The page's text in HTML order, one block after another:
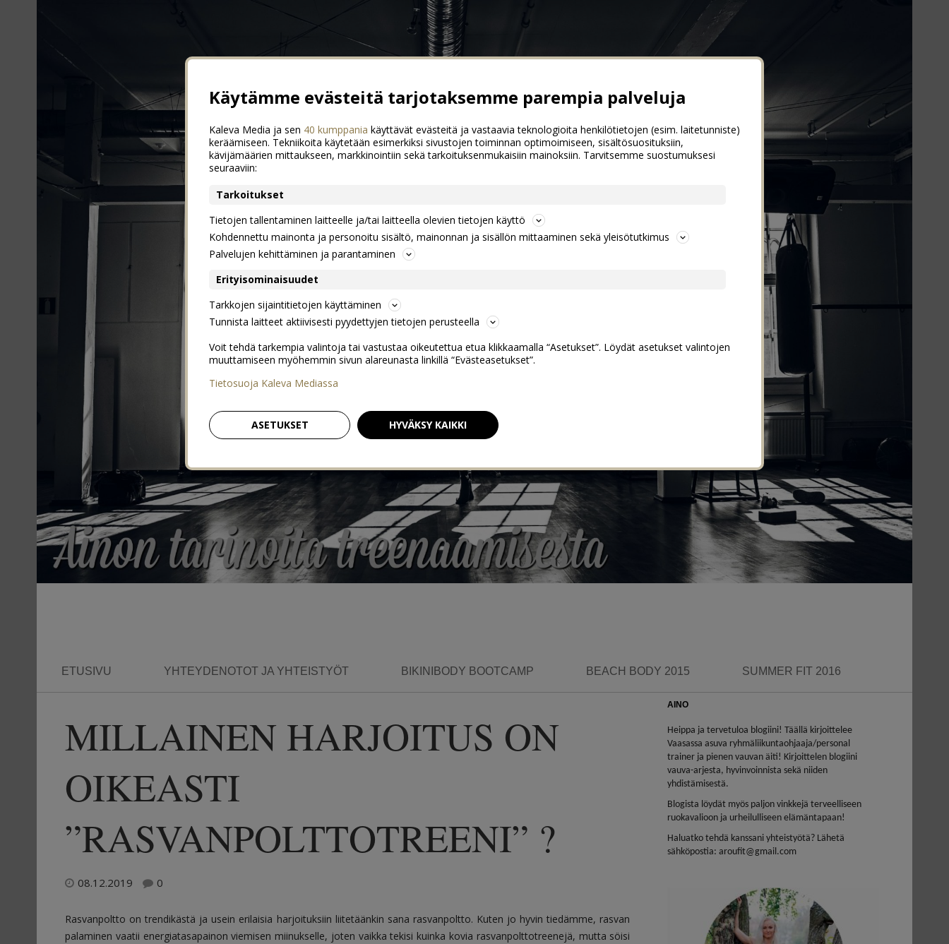
ETUSIVU YHTEYDENOTOT JA YHTEISTYÖT BIKINIBODY BOOTCAMP BEACH BODY 2015 SUMMER FIT 2016
MILLAINEN HARJOITUS ON
OIKEASTI
”RASVANPOLTTOTREENI” ?
08.12.2019 0
Rasvanpoltto on trendikästä ja usein erilaisia harjoituksiin liitetäänkin sana rasvanpoltto. Kuten jo hyvin tiedämme, rasvan
palaminen vaatii energiatasapainon viemisen miinukselle, joten vaikka tekisi kuinka kovia rasvanpolttotreenejä, mutta söisi
AINO
Heippa ja tervetuloa blogiini! Täällä kirjoittelee
Vaasassa asuva ryhmäliikuntaohjaaja/personal
trainer ja pienen vauvan äiti! Kirjoittelen blogiini
vauva-arjesta, hyvinvoinnista sekä niiden
yhdistämisestä.
Blogista löydät myös paljon vinkkejä terveelliseen
ruokavalioon ja urheilulliseen elämäntapaan!
Haluatko tehdä kanssani yhteistyötä? Lähetä
sähköpostia: aroufit@gmail.com
Käytämme evästeitä tarjotaksemme parempia palveluja
Kaleva Media ja sen 40 kumppania käyttävät evästeitä ja vastaavia teknologioita henkilötietojen (esim. laitetunniste)
keräämiseen. Tekniikoita käytetään esimerkiksi sivustojen toiminnan optimoimiseen, sisältösuosituksiin,
kävijämäärien mittaukseen, markkinointiin sekä tarkoituksenmukaisiin mainoksiin. Tarvitsemme suostumuksesi
seuraaviin:
Tarkoitukset
Tietojen tallentaminen laitteelle ja/tai laitteella olevien tietojen käyttö
Kohdennettu mainonta ja personoitu sisältö, mainonnan ja sisällön mittaaminen sekä yleisötutkimus
Palvelujen kehittäminen ja parantaminen
Erityisominaisuudet
Tarkkojen sijaintitietojen käyttäminen
Tunnista laitteet aktiivisesti pyydettyjen tietojen perusteella
Voit tehdä tarkempia valintoja tai vastustaa oikeutettua etua klikkaamalla “Asetukset”. Löydät asetukset valintojen
muuttamiseen myöhemmin sivun alareunasta linkillä “Evästeasetukset”.
Tietosuoja Kaleva Mediassa
ASETUKSET HYVÄKSY KAIKKI